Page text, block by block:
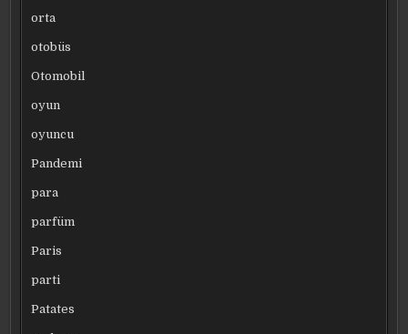
orta
otobüs
Otomobil
oyun
oyuncu
Pandemi
para
parfüm
Paris
parti
Patates